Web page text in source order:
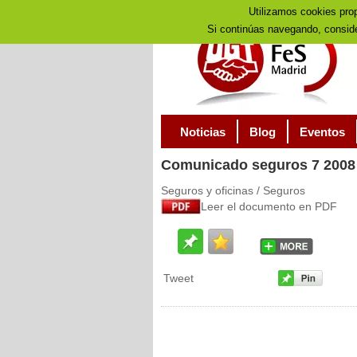
Noticias Blog Eventos
Comunicado seguros 7 2008
Seguros y oficinas / Seguros
Leer el documento en PDF
Tweet
Utilizamos cookies
Si continúas navegando,